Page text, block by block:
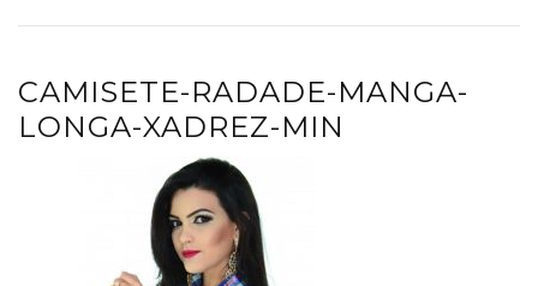
CAMISETE-RADADE-MANGA-
LONGA-XADREZ-MIN